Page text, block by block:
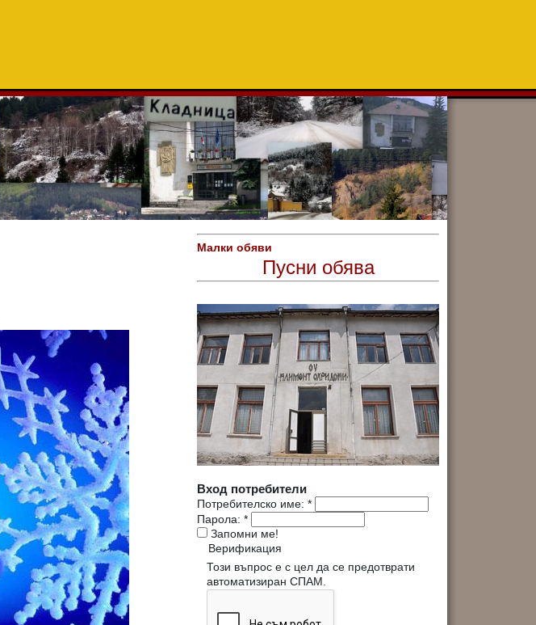
Малки обяви
Пусни обява
Вход потребители
Потребителско име: *
Парола: *
Запомни ме!
Верификация
Този въпрос е с цел да се предотврати
автоматизиран СПАМ.